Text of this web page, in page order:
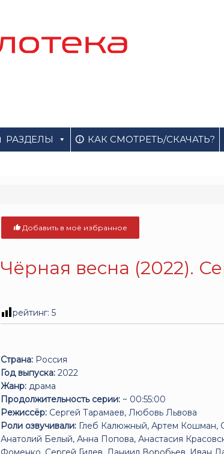
РАЗДЕЛЫ КАК СМОТРЕТЬ/СКАЧАТЬ?
Добавить в моё избранное
Чёрная весна (2022).
рейтинг:5
Страна: Россия
Год выпуска: 2022
Жанр: драма
Продолжительность серии: ~ 00:55:00
Режиссёр: Сергей Тарамаев, Любовь Львова
Роли озвучивали: Глеб Калюжный, Артем Кошман,
Анатолий Белый, Анна Попова, Анастасия